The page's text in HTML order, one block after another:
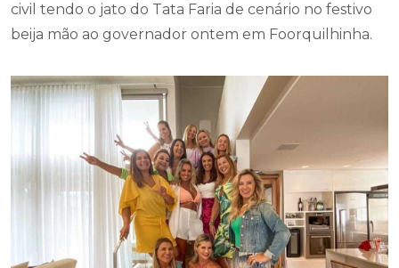
civil tendo o jato do Tata Faria de cenário no festivo
beija mão ao governador ontem em Foorquilhinha.